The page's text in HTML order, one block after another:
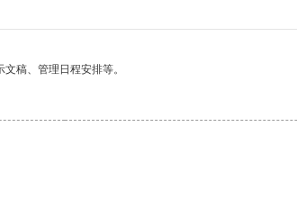
稿、管理日程安排等。